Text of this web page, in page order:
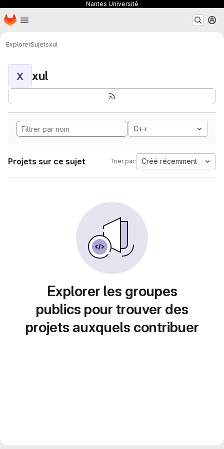
Nantes Université
Passer au contenu principal
Page d'accueil
ExplorerSujetsxul
X xul
C++
Projets sur ce sujet Trier par: Créé récemment
Explorer les groupes
publics pour trouver des
projets auxquels contribuer